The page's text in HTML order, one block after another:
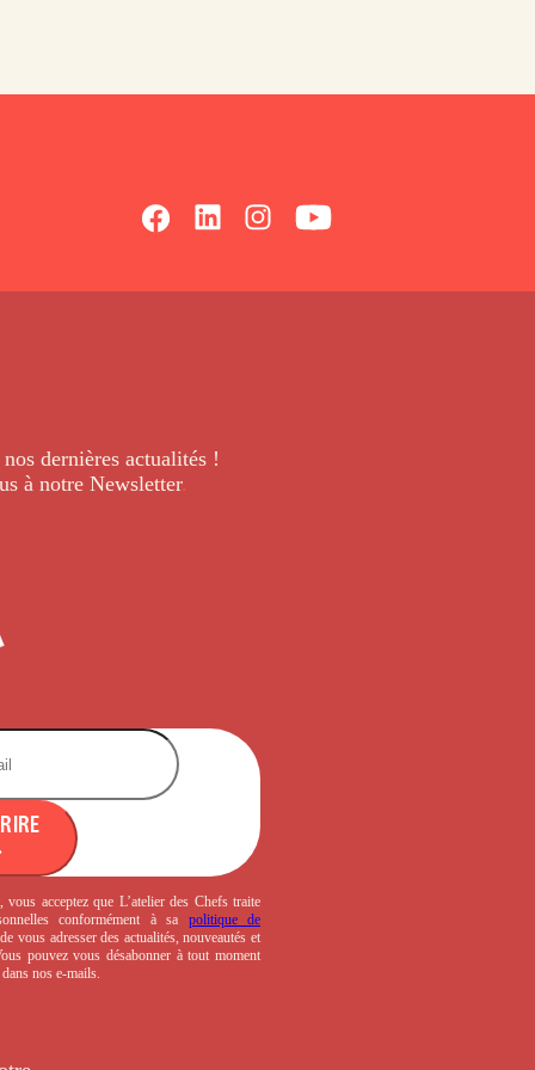
nos dernièresactualités !
à notre Newsletter.
acceptez que L’atelier des Chefs traite
conformément à sa politique de
vous adresser des actualités, nouveautés et
pouvez vous désabonner à tout moment
nos e-mails.